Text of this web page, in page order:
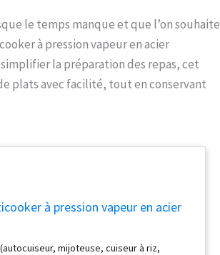
le temps manque et que l’on souhaite
à pression vapeur en acier
la préparation des repas, cet
plats avec facilité, tout en conservant
à pression vapeur en acier
mijoteuse, cuiseur à riz,